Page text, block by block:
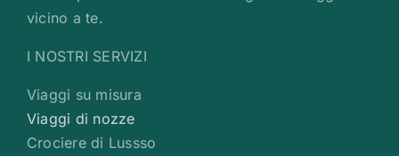
vicino a te.
I NOSTRI SERVIZI
Viaggi su misura
Viaggi di nozze
Crociere di Lussso